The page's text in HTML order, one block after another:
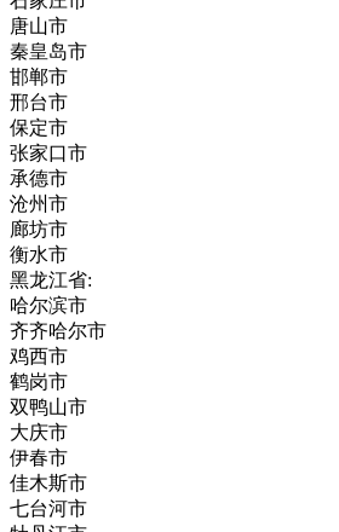
唐山市
秦皇岛市
邯郸市
邢台市
保定市
张家口市
承德市
沧州市
廊坊市
衡水市
黑龙江省:
哈尔滨市
齐齐哈尔市
鸡西市
鹤岗市
双鸭山市
大庆市
伊春市
佳木斯市
七台河市